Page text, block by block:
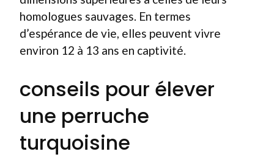
homologues sauvages. En termes
d’espérance de vie, elles peuvent vivre
environ 12 à 13 ans en captivité.
conseils pour élever
une perruche
turquoisine